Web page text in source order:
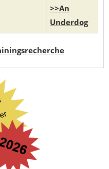
>>An
Underdog